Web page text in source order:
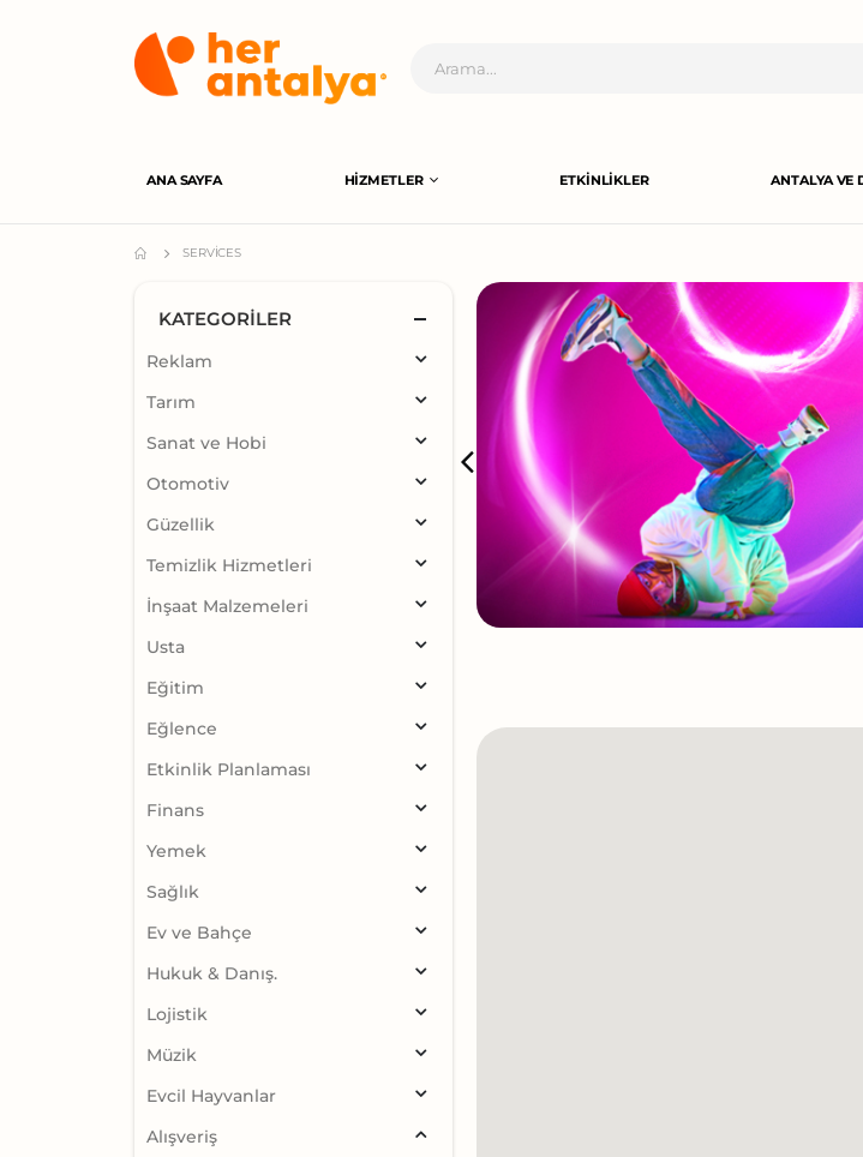
ANA SAYFA HIZMETLER ETKINLIKLER ANTALYA VE
SERVICES
KATEGORILER
Reklam
Tarım
Sanat ve Hobi
Otomotiv
Güzellik
Temizlik Hizmetleri
İnşaat Malzemeleri
Usta
Eğitim
Eğlence
Etkinlik Planlaması
Finans
Yemek
Sağlık
Ev ve Bahçe
Hukuk & Danış.
Lojistik
Müzik
Evcil Hayvanlar
Alışveriş